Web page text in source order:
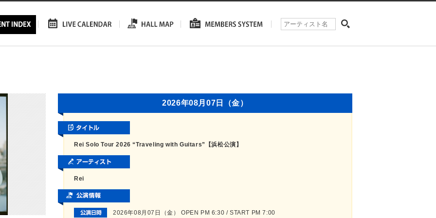
2026年08月07日（金）
Rei Solo Tour 2026 “Traveling with Guitars”【浜松公演】
Rei
2026年08月07日（金） OPEN PM 6:30 / START PM 7:00